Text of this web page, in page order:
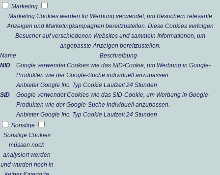
Marketing
Marketing Cookies werden für Werbung verwendet, um Besuchern relevante
Anzeigen und Marketingkampagnen bereitzustellen. Diese Cookies verfolgen
Besucher auf verschiedenen Websites und sammeln Informationen, um
angepasste Anzeigen bereitzustellen.
Name
Beschreibung
NID
Google verwendet Cookies wie das NID-Cookie, um Werbung in Google-
Produkten wie der Google-Suche individuell anzupassen.
Anbieter Google Inc. Typ Cookie Laufzeit 24 Stunden
SID
Google verwendet Cookies wie das SID-Cookie, um Werbung in Google-
Produkten wie der Google-Suche individuell anzupassen.
Anbieter Google Inc. Typ Cookie Laufzeit 24 Stunden
Sonstige
Sonstige Cookies
müssen noch
analysiert werden
und wurden noch in